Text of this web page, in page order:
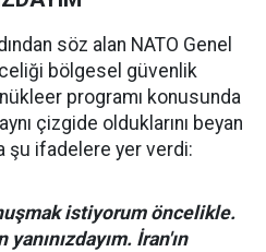
söz alan NATO Genel
bölgesel güvenlik
programı konusunda
çizgide olduklarını beyan
şu ifadelere yer verdi:
istiyorum öncelikle.
İran'ın